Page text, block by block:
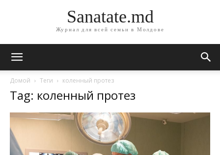
Sanatate.md
Журнал для всей семьи в Молдове
Домой Теги коленный протез
Tag: коленный протез